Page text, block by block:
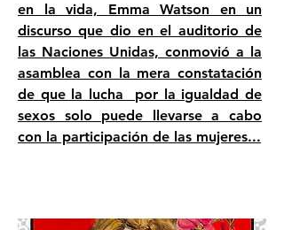
en la vida, Emma Watson en un
discurso que dio en el auditorio de
las Naciones Unidas, conmovió a la
asamblea con la mera constatación
de que la lucha por la igualdad de
sexos solo puede llevarse a cabo
con la participación de las mujeres...